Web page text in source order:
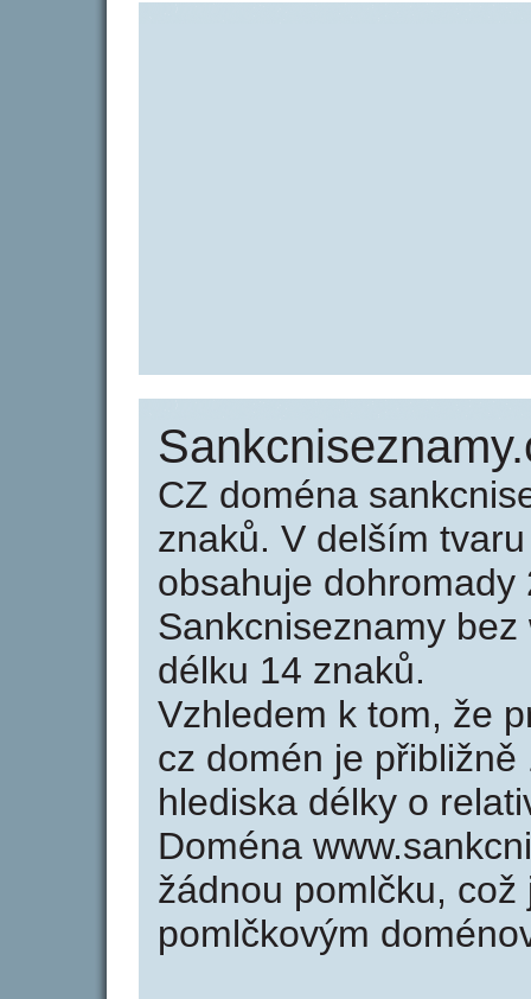
CZ doména
znaků. V delším
obsahuje
Sankcniseznamy
délku 14 znaků.
Vzhledem k tom, že
cz domén je
hlediska délky o
Doména
žádnou pomlčku,
pomlčkovým